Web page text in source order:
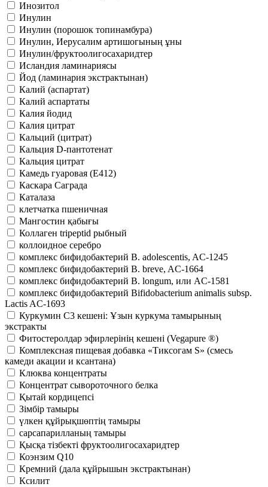
Инозитол
Инулин
Инулин (порошок топинамбура)
Инулин, Иерусалим артишогының ұны
Инулин/фруктоолигосахаридтер
Исландия ламинариясы
Йод (ламинария экстрактынан)
Калий (аспартат)
Калий аспартаты
Калия йодид
Калия цитрат
Кальций (цитрат)
Кальция D-пантотенат
Кальция цитрат
Камедь гуаровая (Е412)
Каскара Саграда
Каталаза
клетчатка пшеничная
Мангостин қабығы
Коллаген tripeptid рыбный
коллоидное серебро
комплекс бифидобактерий B. adolescentis, AC-1245
комплекс бифидобактерий B. breve, AC-1664
комплекс бифидобактерий B. longum, или AC-1581
комплекс бифидобактерий Bifidobacterium animalis subsp.
Lactis AC-1693
Куркумин С3 кешені: Ұзын куркума тамырының
экстракты
Фитостеролдар эфирлерінің кешені (Vegapure ®)
Комплексная пищевая добавка «Тиксогам S» (смесь
камеди акации и ксантана)
Клюква концентраты
Концентрат сывороточного белка
Қытай кордицепсі
Зімбір тамыры
үлкен құйрықшөптің тамыры
сарсапарилланың тамыры
Қысқа тізбекті фруктоолигосахаридтер
Коэнзим Q10
Кремний (дала құйрышын экстрактынан)
Ксилит